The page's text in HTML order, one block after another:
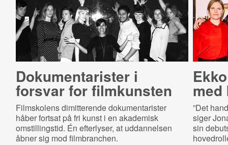
Do­ku­men­ta­ri­ster i
forsvar for filmkunsten
Filmskolens dimitterende dokumentarister
håber fortsat på fri kunst i en akademisk
omstillingstid. Én efterlyser, at uddannelsen
åbner sig mod filmbranchen.
med
”Det
siger
sin